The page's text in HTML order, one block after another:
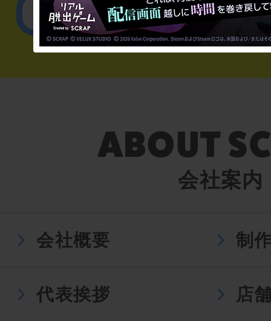
English／
会社案内
会社概要 制
代表挨拶 店